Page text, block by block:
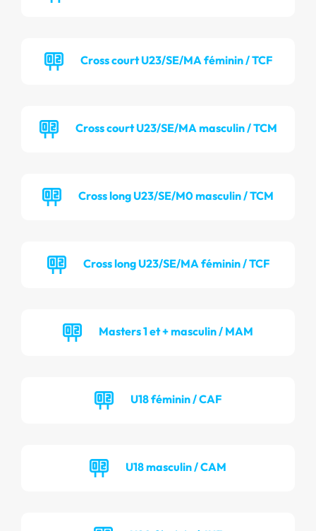
Cross court U23/SE/MA féminin / TCF
Cross court U23/SE/MA masculin / TCM
Cross long U23/SE/M0 masculin / TCM
Cross long U23/SE/MA féminin / TCF
Masters 1 et + masculin / MAM
U18 féminin / CAF
U18 masculin / CAM